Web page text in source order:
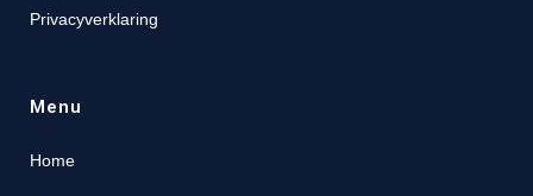
Privacyverklaring
Menu
Home